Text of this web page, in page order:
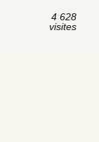
4 628
visites